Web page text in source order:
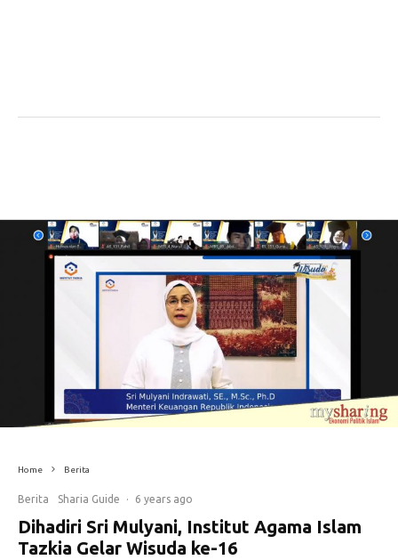
Home Berita
Berita Sharia Guide · 6 years ago
Dihadiri Sri Mulyani, Institut Agama Islam
Tazkia Gelar Wisuda ke-16